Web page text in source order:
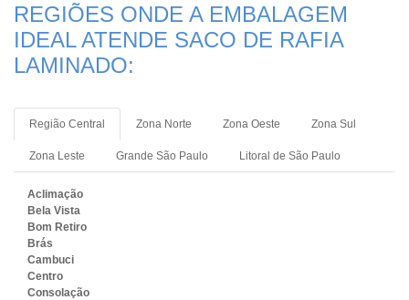
REGIÕES ONDE A EMBALAGEM
IDEAL ATENDE SACO DE RAFIA
LAMINADO:
Região Central Zona Norte Zona Oeste Zona Sul
Zona Leste Grande São Paulo Litoral de São Paulo
Aclimação
Bela Vista
Bom Retiro
Brás
Cambuci
Centro
Consolação